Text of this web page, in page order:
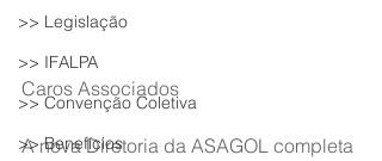
>> Legislação
>> IFALPA
>> Convenção Coletiva
>> Benefícios
Caros Associados
A nova Diretoria da ASAGOL completa